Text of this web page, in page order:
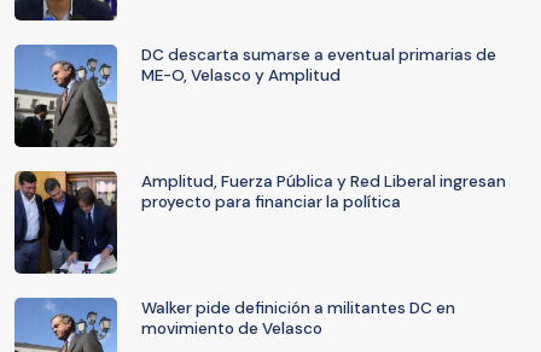
DC descarta sumarse a eventual primarias de
ME-O, Velasco y Amplitud
Amplitud, Fuerza Pública y Red Liberal ingresan
proyecto para financiar la política
Walker pide definición a militantes DC en
movimiento de Velasco